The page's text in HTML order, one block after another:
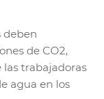
deben
de CO2,
trabajadoras
agua en los